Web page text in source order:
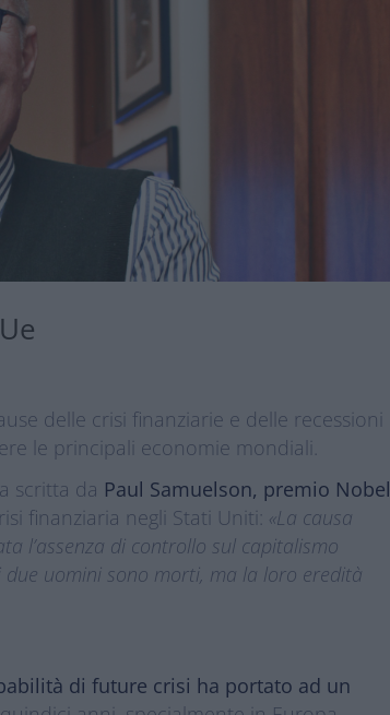
delle crisi finanziarie e delle recessioni
le principali economie mondiali.
scritta da Paul Samuelson, premio Nobel
finanziaria negli Stati Uniti: «La causa
l’assenza di controllo sul capitalismo
uomini sono morti, ma la loro eredità
di future crisi ha portato ad un